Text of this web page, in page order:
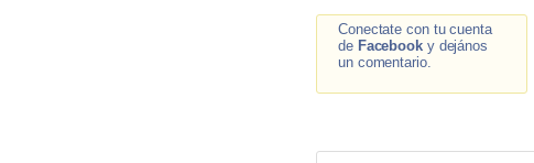
Conectate con tu cuenta
de Facebooky dejános
un comentario.